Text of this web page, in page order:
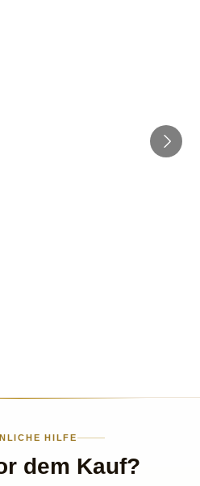
HILFE
dem Kauf?